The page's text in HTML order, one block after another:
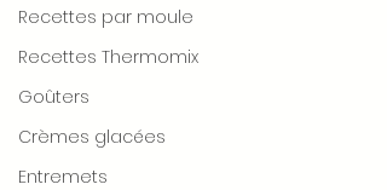
Recettes par moule
Recettes Thermomix
Goûters
Crèmes glacées
Entremets